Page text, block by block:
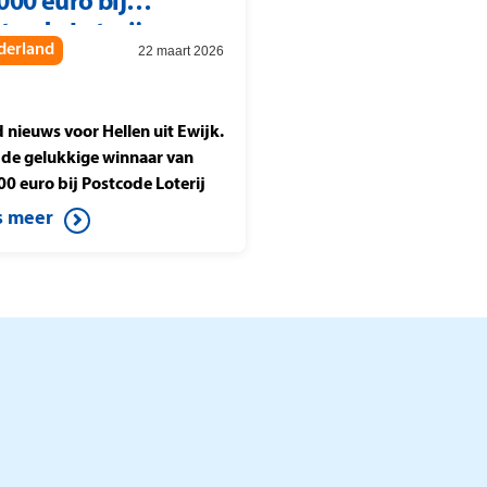
Loterij
22 maart 2026
nieuws voor Hellen uit Ewijk.
gelukkige winnaar van
euro bij Postcode Loterij
Ze speelt de halve
tegen Berteld uit Gorssel en
meer